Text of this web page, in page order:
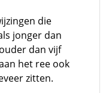
die
jonger dan
dan vijf
het ree ook
zitten.